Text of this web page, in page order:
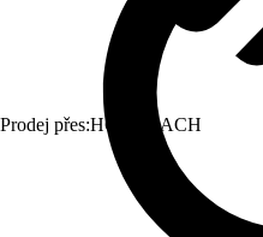
Prodej přes:HORNBACH